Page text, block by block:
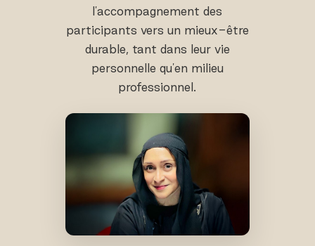
l'accompagnement des
participants vers un mieux-être
durable, tant dans leur vie
personnelle qu'en milieu
professionnel.